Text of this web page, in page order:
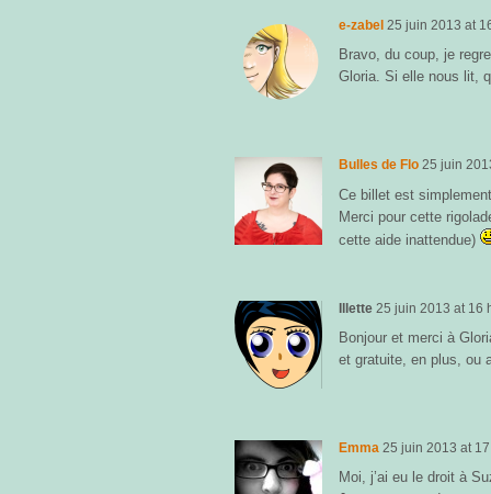
e-zabel 25 juin 2013 at
Bravo, du coup, je
Gloria. Si elle nous lit,
Bulles de Flo 25 juin
Ce billet est
Merci pour cette
cette aide inattendue)
Illette 25 juin 2013 at 16
Bonjour et merci à
et gratuite, en plus, ou
Emma 25 juin 2013 at
Moi, j’ai eu le droit à